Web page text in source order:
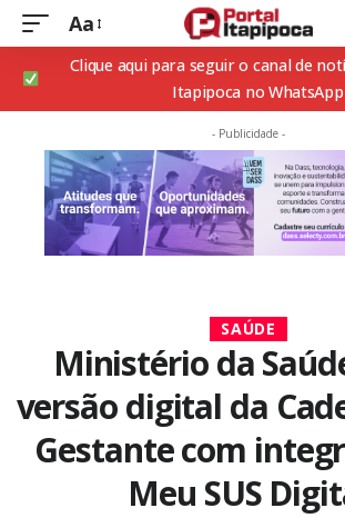
Aa
Clique aqui para seguir o canal de
Itapipoca no WhatsApp
- Publicidade -
SAÚDE
Ministério da
versão digital da
Gestante com
Meu SUS